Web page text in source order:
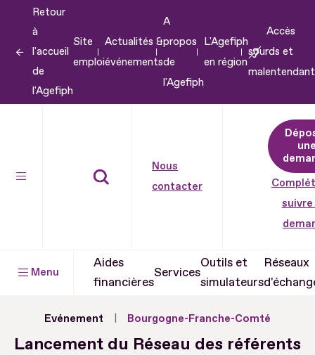
contenu
Retour
à
l'accueil
de
l'Agefiph
Site
emploi
Actualités &
événements
A
propos
de
l'Agefiph
L'Agefiph
en région
Accès
sourds et
Nous
contacter
suivre
Menu
Aides
financières
Services
Outils et
simulateurs
Réseaux
Evénement Bourgogne-Franche-Comté
Lancement du Réseau des référents